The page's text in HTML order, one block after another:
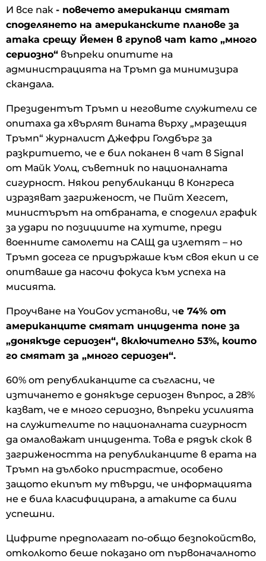
И все пак - повечето американци смятат
споделянето на американските планове за
атака срещу Йемен в групов чат като „много
сериозно“ въпреки опитите на
администрацията на Тръмп да минимизира
скандала.
Президентът Тръмп и неговите служители се
опитаха да хвърлят вината върху „мразещия
Тръмп“ журналист Джефри Голдбърг за
разкритието, че е бил поканен в чат в Signal
от Майк Уолц, съветник по националната
сигурност. Някои републиканци в Конгреса
изразяват загриженост, че Пийт Хегсет,
министърът на отбраната, е споделил график
за удари по позициите на хутите, преди
военните самолети на САЩ да излетят – но
Тръмп досега се придържаше към своя екип и се
опитваше да насочи фокуса към успеха на
мисията.
Проучване на YouGov установи, че 74% от
американците смятат инцидента поне за
„донякъде сериозен“, включително 53%, които
го смятат за „много сериозен“.
60% от републиканците са съгласни, че
изтичането е донякъде сериозен въпрос, а 28%
казват, че е много сериозно, въпреки усилията
на служителите по националната сигурност
да омаловажат инцидента. Това е рядък скок в
загрижеността на републиканците в ерата на
Тръмп на дълбоко пристрастие, особено
защото екипът му твърди, че информацията
не е била класифицирана, а атаките са били
успешни.
Цифрите предполагат по-общо безпокойство,
отколкото беше показано от първоначалното